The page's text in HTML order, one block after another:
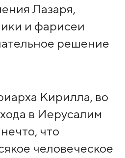
Лазаря,
и фарисеи
решение
Кирилла, во
в Иерусалим
что
человеческое